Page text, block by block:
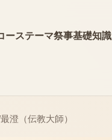
ーステーマ祭事基礎知識
最澄（伝教大師）